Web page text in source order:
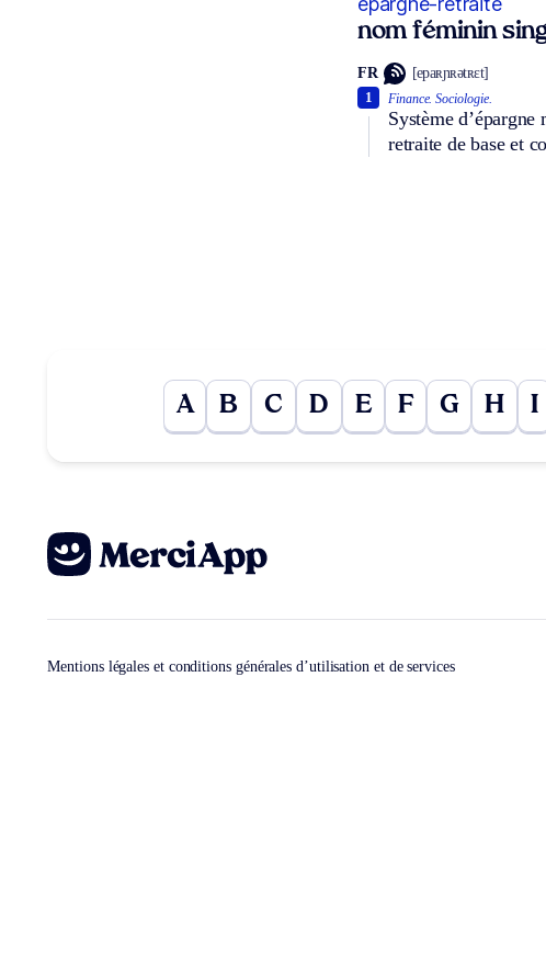
nom féminin
FR [epaʀɲʀətʀɛt]
Finance. Sociologie.
Système
retraite de base et
1
A B C D E F G H I
Mentions légales et conditions générales d’utilisation et de services